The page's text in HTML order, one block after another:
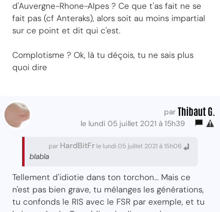
d'Auvergne-Rhone-Alpes ? Ce que t'as fait ne se
fait pas (cf Anteraks), alors soit au moins impartial
sur ce point et dit qui c'est.
Complotisme ? Ok, là tu déçois, tu ne sais plus
quoi dire
par Thibaut G.
le lundi 05 juillet 2021 à 15h39
par HardBitFr le lundi 05 juillet 2021 à 15h06
blabla
Tellement d'idiotie dans ton torchon... Mais ce
n'est pas bien grave, tu mélanges les générations,
tu confonds le RIS avec le FSR par exemple, et tu